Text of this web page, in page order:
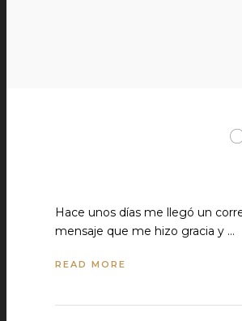
Hace unos días me llegó un
mensaje que me hizo gracia y …
READ MORE